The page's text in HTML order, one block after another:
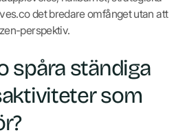
det bredare omfånget utan att
perspektiv.
spåra ständiga
som